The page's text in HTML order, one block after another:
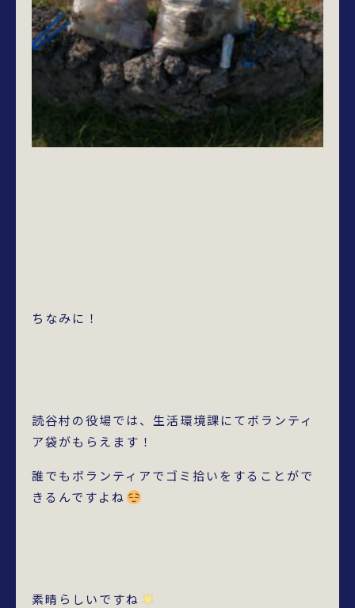
ちなみに！
読谷村の役場では、生活環境課にてボランティ
ア袋がもらえます！
誰でもボランティアでゴミ拾いをすることがで
きるんですよね
素晴らしいですね